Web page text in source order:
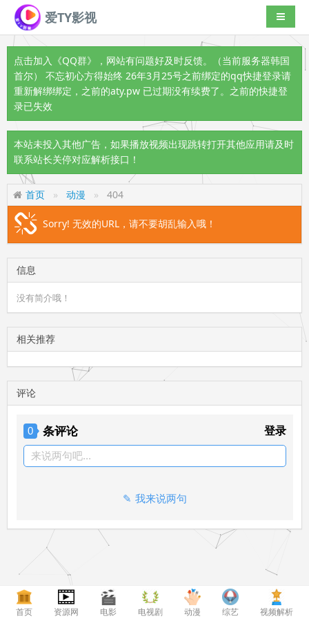
爱TY影视 导航切
点击加入《QQ群》
，网站有问题好及时反馈。（当前服务器韩国
首尔） 不忘初心方得始终 26年3月25号之前绑定的qq快捷登录请
重新解绑绑定，之前的aty.pw 已过期没有续费了。之前的快捷登
录已失效
本站未投入其他广告，如果播放视频出现跳转打开其他应用请及时
联系站长关停对应解析接口！
首页 动漫 404
Sorry! 无效的URL，请不要胡乱输入哦！
信息
没有简介哦！
相关推荐
评论
0 条评论 登录
来说两句吧...
我来说两句
首页 资源网 电影 电视剧 动漫 综艺 视频解析